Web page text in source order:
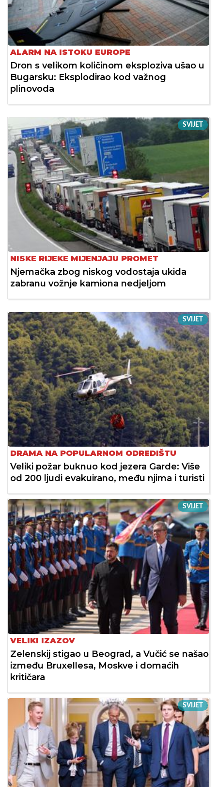
ALARM NA ISTOKU EUROPE
Dron s velikom količinom eksploziva ušao u
Bugarsku: Eksplodirao kod važnog
plinovoda
SVIJET
NISKE RIJEKE MIJENJAJU PROMET
Njemačka zbog niskog vodostaja ukida
zabranu vožnje kamiona nedjeljom
SVIJET
DRAMA NA POPULARNOM ODREDIŠTU
Veliki požar buknuo kod jezera Garde: Više
od 200 ljudi evakuirano, među njima i turisti
SVIJET
VELIKI IZAZOV
Zelenskij stigao u Beograd, a Vučić se našao
između Bruxellesa, Moskve i domaćih
kritičara
SVIJET